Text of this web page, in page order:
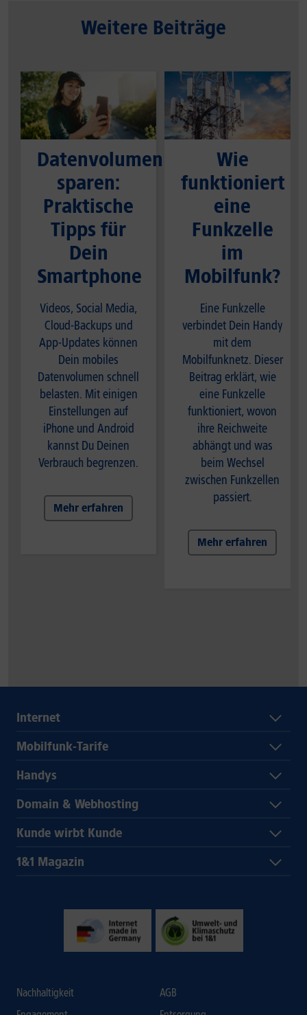
Weitere Beiträge
Datenvolumen
sparen:
Praktische
Tipps für
Dein
Smartphone
Videos, Social Media,
Cloud-Backups und
App-Updates können
Dein mobiles
Datenvolumen schnell
belasten. Mit einigen
Einstellungen auf
iPhone und Android
kannst Du Deinen
Verbrauch begrenzen.
Mehr erfahren
Wie
funktioniert
eine
Funkzelle
im
Mobilfunk?
Eine Funkzelle
verbindet Dein Handy
mit dem
Mobilfunknetz. Dieser
Beitrag erklärt, wie
eine Funkzelle
funktioniert, wovon
ihre Reichweite
abhängt und was
beim Wechsel
zwischen Funkzellen
passiert.
Mehr erfahren
Internet
Mobilfunk-Tarife
Handys
Domain & Webhosting
Kunde wirbt Kunde
1&1 Magazin
Nachhaltigkeit
AGB